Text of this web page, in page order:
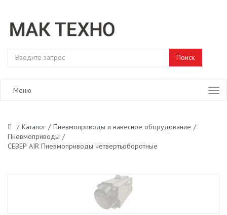
Меню
/ Каталог / Пневмоприводы и навесное оборудование /
Пневмоприводы /
СЕВЕР AIR Пневмоприводы четвертьоборотныe